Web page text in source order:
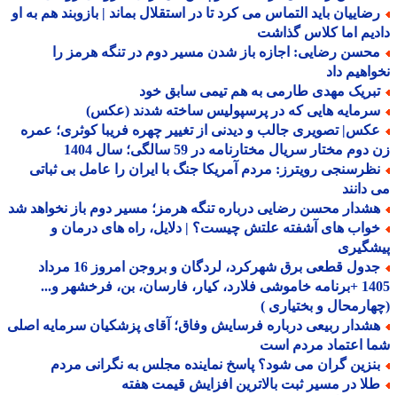
باید التماس می کرد تا در استقلال بماند | بازوبند هم به او
اما کلاس گذاشت
رضایی: اجازه باز شدن مسیر دوم در تنگه هرمز را
داد
مهدی طارمی به هم تیمی سابق خود
هایی که در پرسپولیس ساخته شدند (عکس)
تصویری جالب و دیدنی از تغییر چهره فریبا کوثری؛ عمره
مختار سریال مختارنامه در 59 سالگی؛ سال 1404
رویترز: مردم آمریکا جنگ با ایران را عامل بی ثباتی
محسن رضایی درباره تنگه هرمز؛ مسیر دوم باز نخواهد شد
های آشفته علتش چیست؟ | دلایل، راه های درمان و
جدول قطعی برق شهرکرد، لردگان و بروجن امروز 16 مرداد
1405 +برنامه خاموشی فلارد، کیار، فارسان، بن، فرخشهر و...
و بختیاری )
ربیعی درباره فرسایش وفاق؛ آقای پزشکیان سرمایه اصلی
اعتماد مردم است
گران می شود؟ پاسخ نماینده مجلس به نگرانی مردم
در مسیر ثبت بالاترین افزایش قیمت هفته